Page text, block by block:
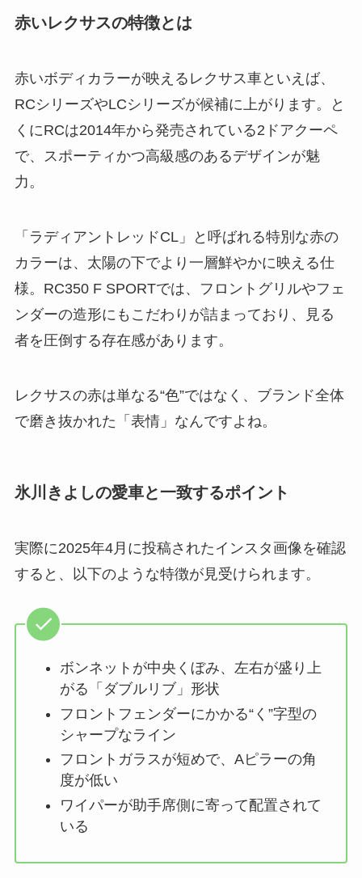
赤いレクサスの特徴とは
赤いボディカラーが映えるレクサス車といえば、
RCシリーズやLCシリーズが候補に上がります。と
くにRCは2014年から発売されている2ドアクーペ
で、スポーティかつ高級感のあるデザインが魅
力。
「ラディアントレッドCL」と呼ばれる特別な赤の
カラーは、太陽の下でより一層鮮やかに映える仕
様。RC350 F SPORTでは、フロントグリルやフェ
ンダーの造形にもこだわりが詰まっており、見る
者を圧倒する存在感があります。
レクサスの赤は単なる“色”ではなく、ブランド全体
で磨き抜かれた「表情」なんですよね。
氷川きよしの愛車と一致するポイント
実際に2025年4月に投稿されたインスタ画像を確認
すると、以下のような特徴が見受けられます。
ボンネットが中央くぼみ、左右が盛り上
がる「ダブルリブ」形状
フロントフェンダーにかかる“く”字型の
シャープなライン
フロントガラスが短めで、Aピラーの角
度が低い
ワイパーが助手席側に寄って配置されて
いる